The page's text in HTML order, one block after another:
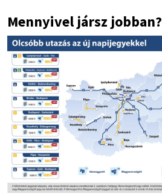
Mennyivel jársz jobban?
Image